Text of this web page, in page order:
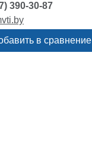
390-30-87
в сравнение